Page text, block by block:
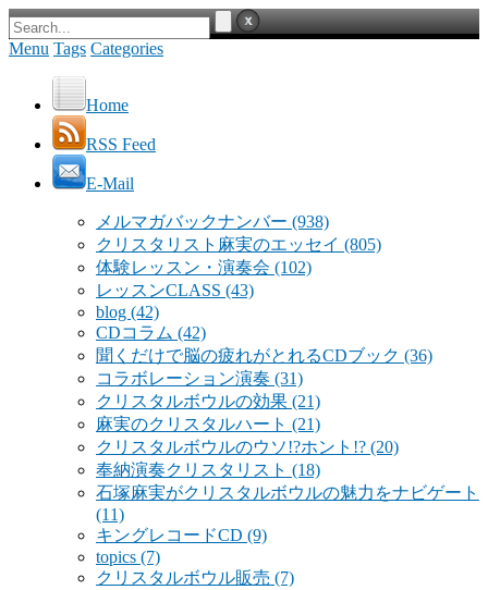
Menu Tags Categories
Home
RSS Feed
E-Mail
メルマガバックナンバー (938)
クリスタリスト麻実のエッセイ (805)
体験レッスン・演奏会 (102)
レッスンCLASS (43)
blog (42)
CDコラム (42)
聞くだけで脳の疲れがとれるCDブック (36)
コラボレーション演奏 (31)
クリスタルボウルの効果 (21)
麻実のクリスタルハート (21)
クリスタルボウルのウソ!?ホント!? (20)
奉納演奏クリスタリスト (18)
石塚麻実がクリスタルボウルの魅力をナビゲート
(11)
キングレコードCD (9)
topics (7)
クリスタルボウル販売 (7)